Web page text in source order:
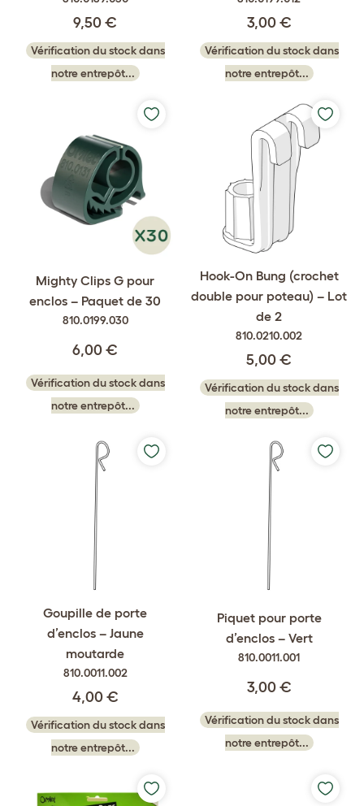
9,50 €
Vérification du stock dans
notre entrepôt...
3,00 €
Vérification du stock dans
notre entrepôt...
Mighty Clips G pour
enclos – Paquet de 30
810.0199.030
6,00 €
Vérification du stock dans
notre entrepôt...
Hook-On Bung (crochet
double pour poteau) – Lot
de 2
810.0210.002
5,00 €
Vérification du stock dans
notre entrepôt...
Goupille de porte
d’enclos – Jaune
moutarde
810.0011.002
4,00 €
Vérification du stock dans
notre entrepôt...
Piquet pour porte
d’enclos – Vert
810.0011.001
3,00 €
Vérification du stock dans
notre entrepôt...